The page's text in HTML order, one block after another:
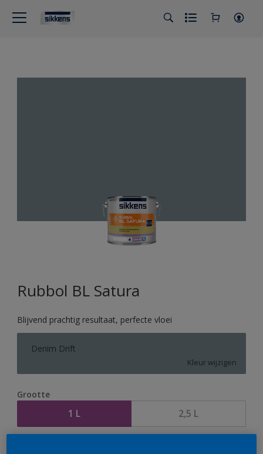
Rubbol BL Satura
Blijvend prachtig resultaat, perfecte vloei
Denim Drift
Kleur wijzigen
Grootte
1 L 2,5 L